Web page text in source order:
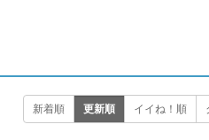
新着順 更新順 イイね！順